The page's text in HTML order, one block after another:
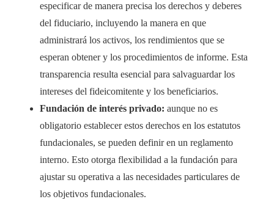
especificar de manera precisa los derechos y deberes
del fiduciario, incluyendo la manera en que
administrará los activos, los rendimientos que se
esperan obtener y los procedimientos de informe. Esta
transparencia resulta esencial para salvaguardar los
intereses del fideicomitente y los beneficiarios.
Fundación de interés privado: aunque no es
obligatorio establecer estos derechos en los estatutos
fundacionales, se pueden definir en un reglamento
interno. Esto otorga flexibilidad a la fundación para
ajustar su operativa a las necesidades particulares de
los objetivos fundacionales.